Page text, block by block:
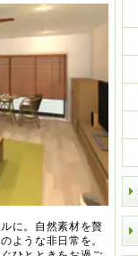
に。自然素材を贅
ような非日常を。